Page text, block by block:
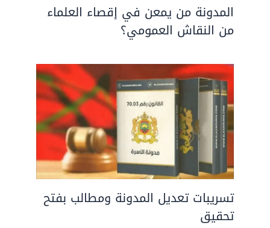
المدونة من يمعن في إقصاء العلماء
من النقاش العمومي؟
تسريبات تعديل المدونة ومطالب بفتح
تحقيق